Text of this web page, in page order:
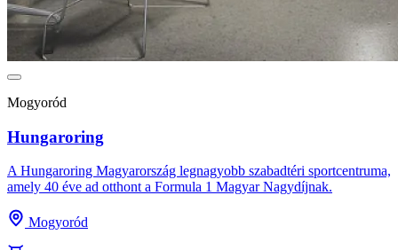
Mogyoród
Hungaroring
A Hungaroring Magyarország legnagyobb szabadtéri sportcentruma,
amely 40 éve ad otthont a Formula 1 Magyar Nagydíjnak.
Mogyoród